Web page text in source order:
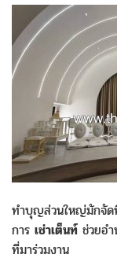
ทำบุญส่วนใหญ่มักจัด
การ เช่าเต็นท์ ช่วยอ
ที่มาร่วมงาน